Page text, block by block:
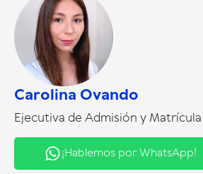
Carolina Ovando
Ejecutiva de Admisión y Matrícula
¡Hablemos por WhatsApp!